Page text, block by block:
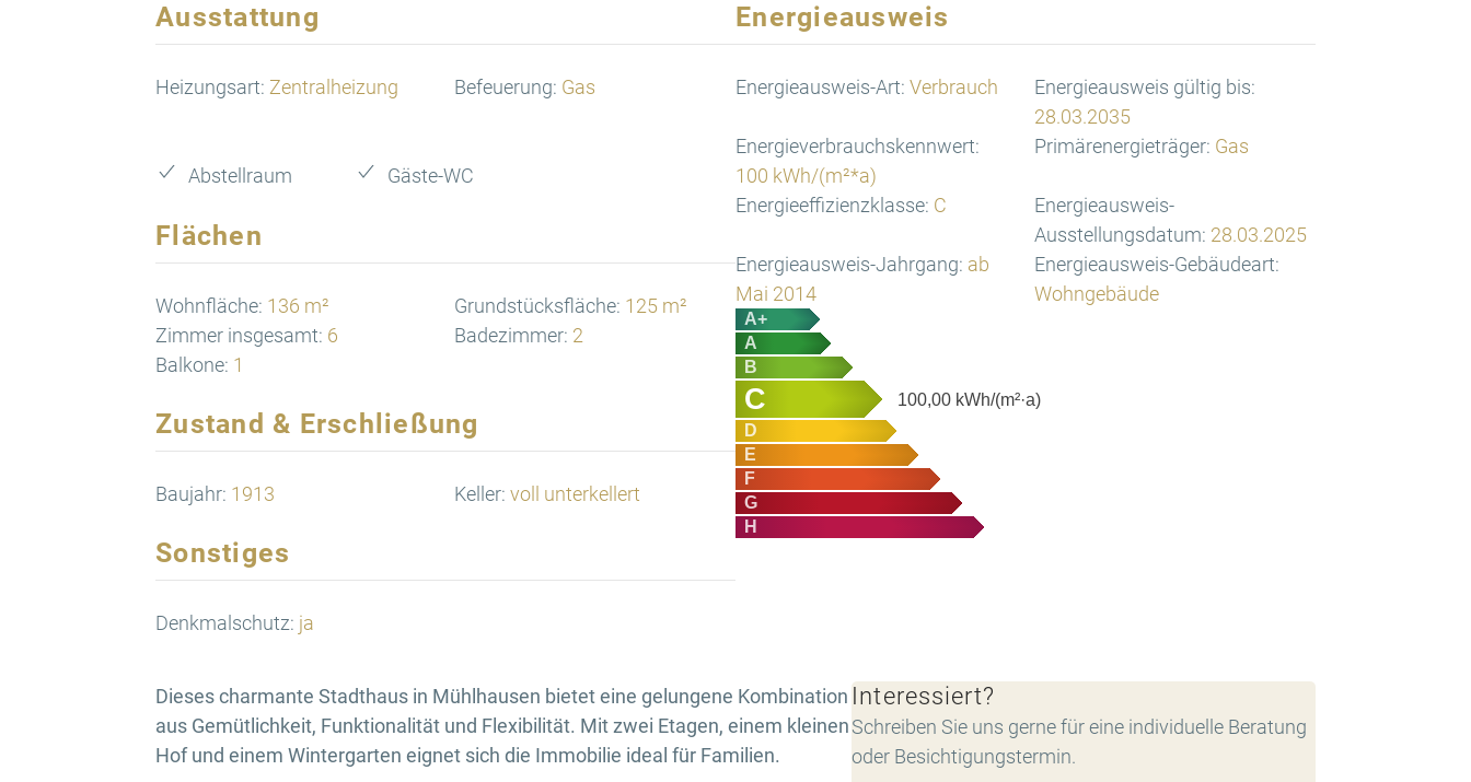
Ausstattung
Heizungsart: Zentralheizung Befeuerung: Gas
Abstellraum Gäste-WC
Flächen
Wohnfläche: 136 m² Grundstücksfläche: 125 m²
Zimmer insgesamt: 6 Badezimmer: 2
Balkone: 1
Zustand & Erschließung
Baujahr: 1913 Keller: voll unterkellert
Sonstiges
Denkmalschutz: ja
Energieausweis
Energieausweis-Art: Verbrauch
Energieausweis gültig bis:
28.03.2035
Energieverbrauchskennwert:
100 kWh/(m²*a)
Primärenergieträger: Gas
Energieeffizienzklasse: C
Energieausweis-
Ausstellungsdatum: 28.03.2025
Energieausweis-Jahrgang: ab
Mai 2014
Energieausweis-Gebäudeart:
Wohngebäude
A+
A
B
C 100,00 kWh/(m²·a)
D
E
F
G
H
Dieses charmante Stadthaus in Mühlhausen bietet eine gelungene Kombination
aus Gemütlichkeit, Funktionalität und Flexibilität. Mit zwei Etagen, einem kleinen
Hof und einem Wintergarten eignet sich die Immobilie ideal für Familien.
Interessiert?
Schreiben Sie uns gerne für eine individuelle Beratung
oder Besichtigungstermin.